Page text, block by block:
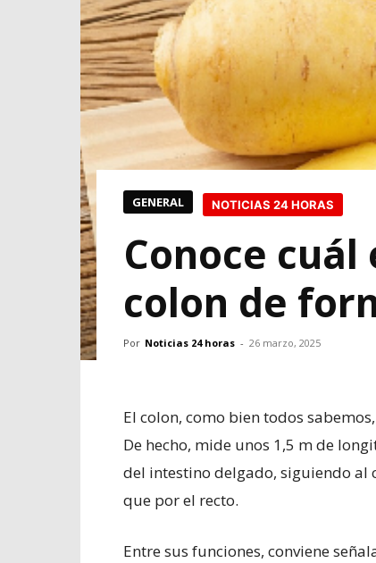
GENERAL NOTICIAS 24 HORAS
Conoce
colon de
Por Noticias 24 horas - 26 marzo, 2025
El colon, como bien todos
De hecho, mide unos 1,5 m de
del intestino delgado, siguiendo al
que por el recto.
Entre sus funciones, conviene